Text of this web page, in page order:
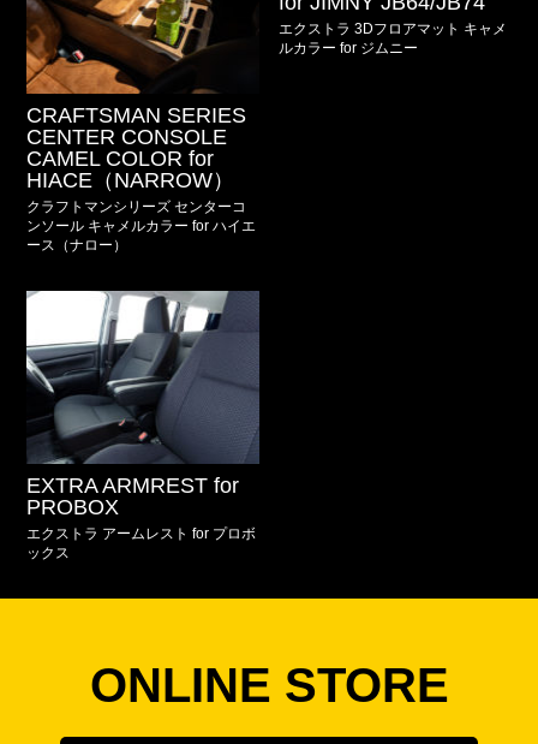
CRAFTSMAN SERIES
CENTER CONSOLE
CAMEL COLOR for
HIACE（NARROW）
クラフトマンシリーズ センターコ
ンソール キャメルカラー for ハイエ
ース（ナロー）
エクストラ 3Dフロアマット キャメ
ルカラー for ジムニー
EXTRA ARMREST for
PROBOX
エクストラ アームレスト for プロボ
ックス
ONLINE STORE